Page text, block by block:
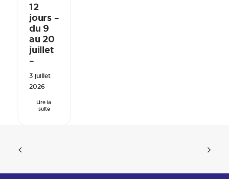
12
jours –
du 9
au 20
juillet
–
3 juillet
2026
Lire la
suite